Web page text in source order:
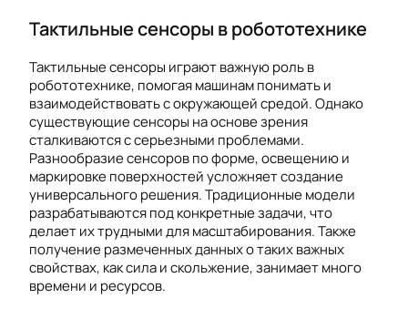
Тактильные сенсоры в робототехнике
Тактильные сенсоры играют важную роль в
робототехнике, помогая машинам понимать и
взаимодействовать с окружающей средой. Однако
существующие сенсоры на основе зрения
сталкиваются с серьезными проблемами.
Разнообразие сенсоров по форме, освещению и
маркировке поверхностей усложняет создание
универсального решения. Традиционные модели
разрабатываются под конкретные задачи, что
делает их трудными для масштабирования. Также
получение размеченных данных о таких важных
свойствах, как сила и скольжение, занимает много
времени и ресурсов.